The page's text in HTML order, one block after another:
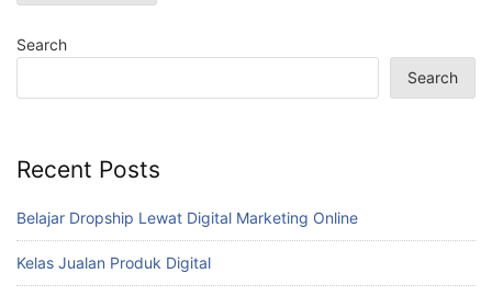
Search
Search
Recent Posts
Belajar Dropship Lewat Digital Marketing Online
Kelas Jualan Produk Digital